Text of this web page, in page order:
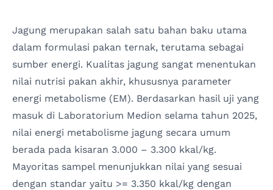
Jagung merupakan salah satu bahan baku utama
dalam formulasi pakan ternak, terutama sebagai
sumber energi. Kualitas jagung sangat menentukan
nilai nutrisi pakan akhir, khususnya parameter
energi metabolisme (EM). Berdasarkan hasil uji yang
masuk di Laboratorium Medion selama tahun 2025,
nilai energi metabolisme jagung secara umum
berada pada kisaran 3.000 – 3.300 kkal/kg.
Mayoritas sampel menunjukkan nilai yang sesuai
dengan standar yaitu >= 3.350 kkal/kg dengan